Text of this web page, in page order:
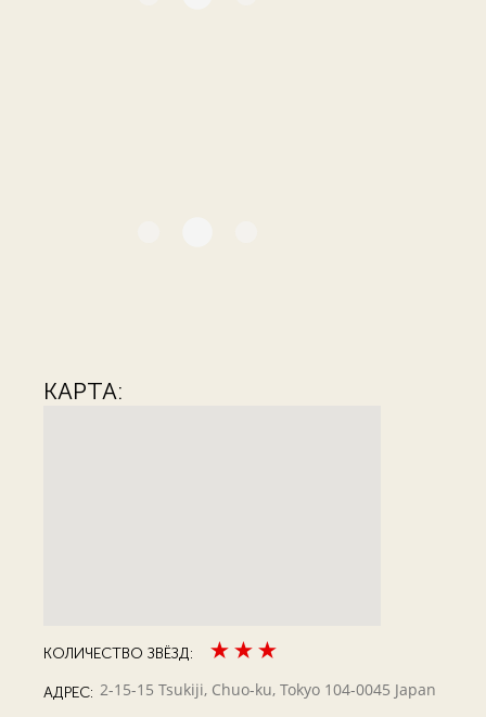
КАРТА:
КОЛИЧЕСТВО ЗВЁЗД:
АДРЕС: 2-15-15 Tsukiji, Chuo-ku, Tokyo 104-0045 Japan